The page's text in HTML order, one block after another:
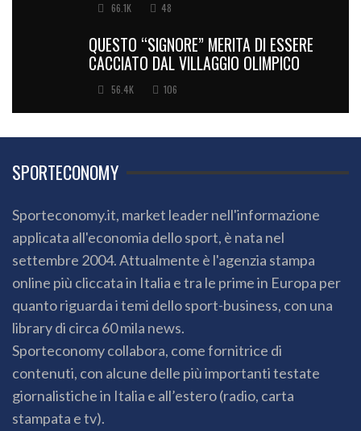
66.1K 48
QUESTO “SIGNORE” MERITA DI ESSERE
CACCIATO DAL VILLAGGIO OLIMPICO
56.4K 106
SPORTECONOMY
Sporteconomy.it, market leader nell'informazione
applicata all'economia dello sport, è nata nel
settembre 2004. Attualmente è l'agenzia stampa
online più cliccata in Italia e tra le prime in Europa per
quanto riguarda i temi dello sport-business, con una
library di circa 60 mila news.
Sporteconomy collabora, come fornitrice di
contenuti, con alcune delle più importanti testate
giornalistiche in Italia e all’estero (radio, carta
stampata e tv).